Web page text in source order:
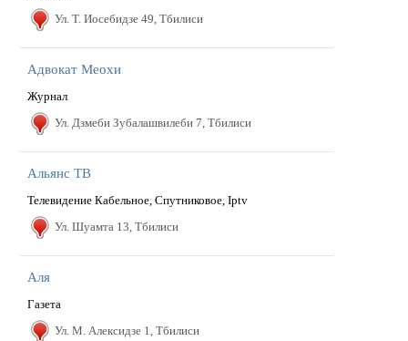
Ул. Т. Иосебидзе 49, Тбилиси
Адвокат Меохи
Журнал
Ул. Дзмеби Зубалашвилеби 7, Тбилиси
Альянс ТВ
Телевидение Кабельное, Спутниковое, Iptv
Ул. Шуамта 13, Тбилиси
Аля
Газета
Ул. М. Алексидзе 1, Тбилиси